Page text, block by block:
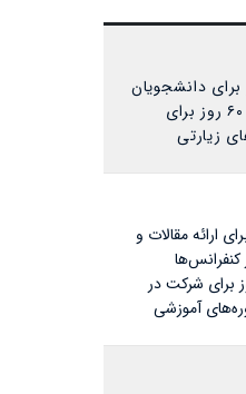
۳۰ روز برای دانشجویان
و حداکثر ۶۰ روز برای
زیارتی
روز برای ارائه مقالات و
۴۵ روز برای شرکت در
آموزشی